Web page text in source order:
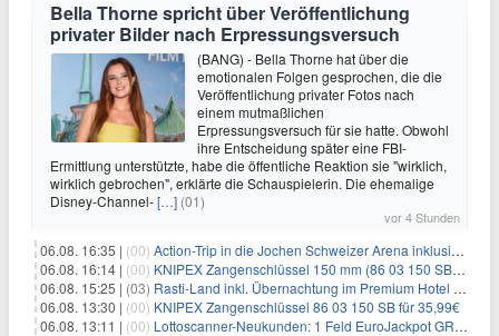
Bella Thorne spricht über Veröffentlichung
privater Bilder nach Erpressungsversuch
(BANG) - Bella Thorne hat über die
emotionalen Folgen gesprochen, die die
Veröffentlichung privater Fotos nach
einem mutmaßlichen
Erpressungsversuch für sie hatte. Obwohl
ihre Entscheidung später eine FBI-
Ermittlung unterstützte, habe die öffentliche Reaktion sie "wirklich,
wirklich gebrochen", erklärte die Schauspielerin. Die ehemalige
Disney-Channel-[…] (01)
vor 4 Stunden
06.08. 16:35 | (00) Action-Trip in die Jochen Schweizer Arena inklusive Premium Hotel und Frühstück ab 59€ p.P.
06.08. 16:14 | (00) KNIPEX Zangenschlüssel 150 mm (86 03 150 SB) für 35,99€
06.08. 15:25 | (03) Rasti-Land inkl. Übernachtung im Premium Hotel ab 69€ p.P.
06.08. 13:30 | (00) KNIPEX Zangenschlüssel 86 03 150 SB für 35,99€
06.08. 13:11 | (00) Lottoscanner-Neukunden: 1 Feld EuroJackpot GRATIS spielen